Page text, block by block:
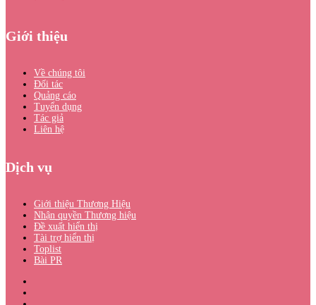
Giới thiệu
Về chúng tôi
Đối tác
Quảng cáo
Tuyển dụng
Tác giả
Liên hệ
Dịch vụ
Giới thiệu Thương Hiệu
Nhận quyền Thương hiệu
Đề xuất hiển thị
Tài trợ hiển thị
Toplist
Bài PR